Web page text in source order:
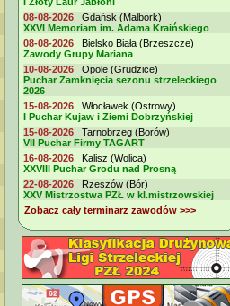
08-08-2026 Gdańsk (Malbork)
XXVI Memoriam im. Adama Kraińskiego
08-08-2026 Bielsko Biała (Brzeszcze)
Zawody Grupy Mariana
10-08-2026 Opole (Grudzice)
Puchar Zamknięcia sezonu strzeleckiego
2026
15-08-2026 Włocławek (Ostrowy)
I Puchar Kujaw i Ziemi Dobrzyńskiej
15-08-2026 Tarnobrzeg (Borów)
VII Puchar Firmy TAGART
16-08-2026 Kalisz (Wolica)
XXVIII Puchar Grodu nad Prosną
22-08-2026 Rzeszów (Bór)
XXV Mistrzostwa PZŁ w kl.mistrzowskiej
Zobacz cały terminarz zawodów >>>